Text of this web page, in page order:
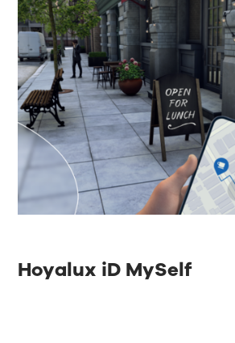
Hoyalux iD MySelf